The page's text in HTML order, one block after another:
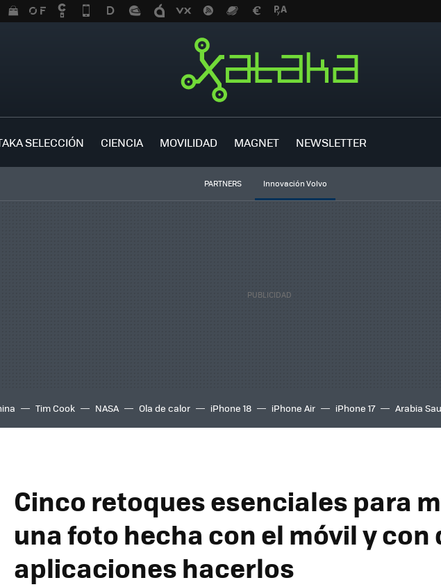
SELECCIÓN CIENCIA MOVILIDAD MAGNET NEWSLETTER
PARTNERS Innovación Volvo
Tim Cook NASA Ola de calor iPhone 18 iPhone Air iPhone 17 Arabia
Cinco retoques esenciales para
una foto hecha con el móvil y con
aplicaciones hacerlos